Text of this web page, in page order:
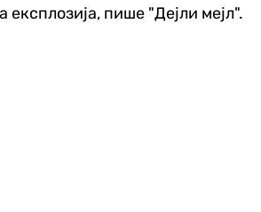
пише "Дејли мејл".